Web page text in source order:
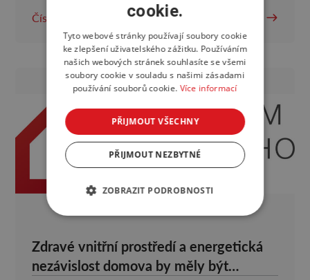
Číst více
Zdravé vnitřní prostředí a energetická
nezávislost domova by měly být
cookie.
Tyto webové stránky používají soubory cookie
ke zlepšení uživatelského zážitku. Používáním
našich webových stránek souhlasíte se všemi
soubory cookie v souladu s našimi zásadami
používání souborů cookie. Více informací
PŘIJMOUT VŠECHNY
PŘIJMOUT NEZBYTNÉ
ZOBRAZIT PODROBNOSTI